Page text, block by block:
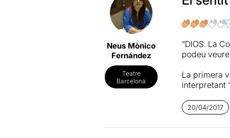
L'altre punt
del seu ofici
instint de
Neus Mònico
Fernández
Teatre
Barcelona
“DIOS. La
podeu
La primera
interpretant
“DIOS. La
20/04/2017